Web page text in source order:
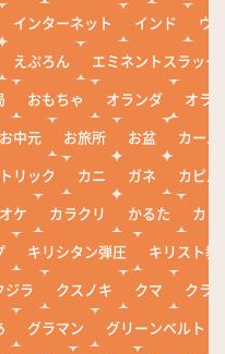
インターネット インド
ウ
えぷろん
エミネントスラック
おもちゃ オランダ
オラ
お中元 お旅所 お盆
カー
リック カニ ガネ
カピバ
ケ カラクリ かるた
カレ
キリシタン弾圧
キリスト教
ジラ クスノキ クマ
クラ
グラマン
グリーンベルト